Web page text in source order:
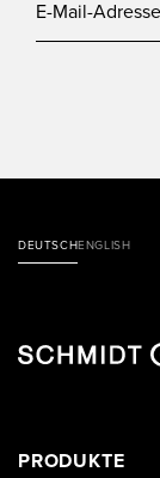
DEUTSCHENGLISH
PRODUKTE